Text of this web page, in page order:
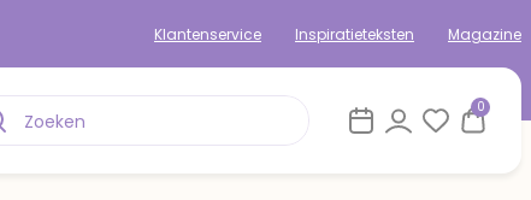
Klantenservice Inspiratieteksten Magazine
0